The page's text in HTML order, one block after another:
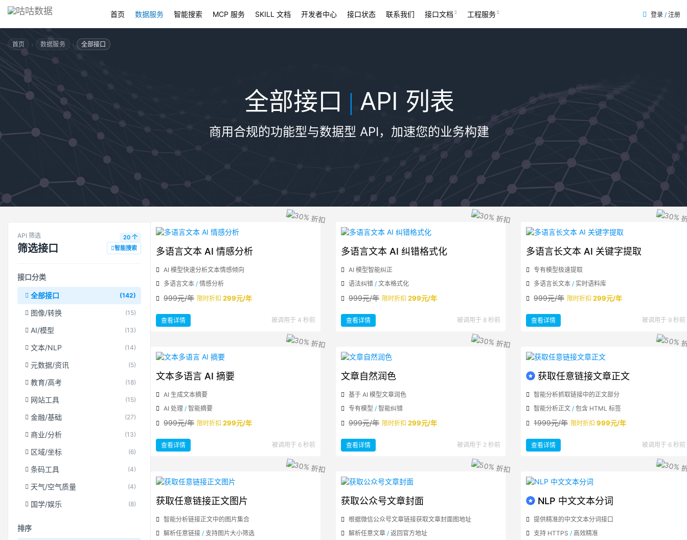
首页 数据服务 智能搜索 MCP 服务 SKILL 文档 开发者中心 接口状态 联系我们 接口文档 工程服务 登录 / 注册
首页 › 数据服务 › 全部接口
全部接口 | API 列表
商用合规的功能型与数据型 API，加速您的业务构建
API 筛选
筛选接口
20 个
智能搜索
接口分类
全部接口 (142)
图像/转换 (15)
AI/模型 (13)
文本/NLP (14)
元数据/资讯 (5)
教育/高考 (18)
网站工具 (15)
金融/基础 (27)
商业/分析 (13)
区域/坐标 (6)
条码工具 (4)
天气/空气质量 (4)
国学/娱乐 (8)
排序
多语言文本 AI 情感分析
AI 模型快速分析文本情感倾向
多语言文本 / 情感分析
999元/年 限时折扣 299元/年
查看详情
多
情
感
析
被调用于 4 秒前
多语言文本 AI 纠错格式化
AI 模型智能纠正
语法纠错 / 文本格式化
999元/年 限时折扣 299元/年
查看详情
多
纠
错
式
化
被调用于 8 秒前
多语言长文本 AI 关键字提取
专有模型极速提取
多语言长文本 / 实时语料库
999元/年 限时折扣 299元/年
查看详情
多
AI
关
字
提
取
被调用于 9 秒前
文本多语言 AI 摘要
AI 生成文本摘要
AI 处理 / 智能摘要
999元/年 限时折扣 299元/年
查看详情
文
摘
要
被调用于 6 秒前
文章自然润色
基于 AI 模型文章润色
专有模型 / 智能纠错
999元/年 限时折扣 299元/年
查看详情
文
被调用于 2 秒前
获取任意链接文章正文
智能分析抓取链接中的正文部分
智能分析正文 / 包含 HTML 标签
1999元/年 限时折扣 999元/年
查看详情
获
文
章
文
被调用于 6 秒前
获取任意链接正文图片
智能分析链接正文中的图片集合
解析任意链接 / 支持图片大小筛选
获取公众号文章封面
根据微信公众号文章链接获取文章封面图地址
解析任意文章 / 返回官方地址
NLP 中文文本分词
提供精准的中文文本分词接口
支持 HTTPS / 高效精准